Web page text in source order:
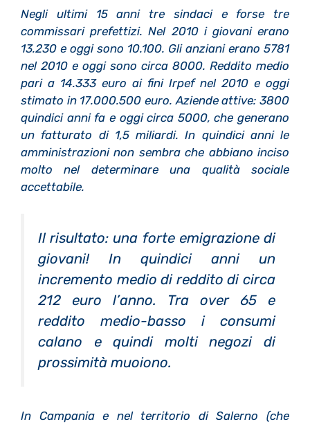
Negli ultimi 15 anni tre sindaci e forse tre
commissari prefettizi. Nel 2010 i giovani erano
13.230 e oggi sono 10.100. Gli anziani erano 5781
nel 2010 e oggi sono circa 8000. Reddito medio
pari a 14.333 euro ai fini Irpef nel 2010 e oggi
stimato in 17.000.500 euro. Aziende attive: 3800
quindici anni fa e oggi circa 5000, che generano
un fatturato di 1,5 miliardi. In quindici anni le
amministrazioni non sembra che abbiano inciso
molto nel determinare una qualità sociale
accettabile.
Il risultato: una forte emigrazione di
giovani! In quindici anni un
incremento medio di reddito di circa
212 euro l’anno. Tra over 65 e
reddito medio-basso i consumi
calano e quindi molti negozi di
prossimità muoiono.
In Campania e nel territorio di Salerno (che